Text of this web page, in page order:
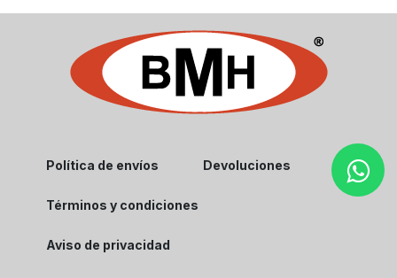
Política de envíos Devoluciones
Términos y condiciones
Aviso de privacidad